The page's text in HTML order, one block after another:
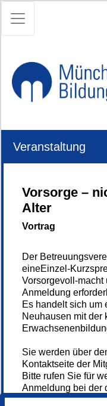
Veranstaltung
Vorsorge –
Alter
Vortrag
Der
eineEinzel-
Vorsorgevoll-macht
Anmeldung
Es handelt sich um
Neuhausen mit der
Sie werden über
Kontaktseite der
Bitte rufen Sie für
Anmeldung bei der
Telefonnummer an.